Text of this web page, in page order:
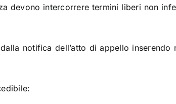
devono intercorrere termini liberi non
notifica dell’atto di appello